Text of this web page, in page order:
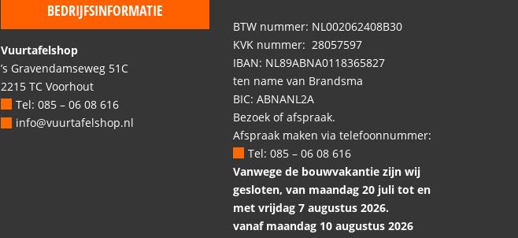
BEDRIJFSINFORMATIE
Vuurtafelshop
’s Gravendamseweg 51C
2215 TC Voorhout
Tel: 085 – 06 08 616
info@vuurtafelshop.nl
BTW nummer: NL002062408B30
KVK nummer: 28057597
IBAN: NL89ABNA0118365827
ten name van Brandsma
BIC: ABNANL2A
Bezoek of afspraak.
Afspraak maken via telefoonnummer:
Tel: 085 – 06 08 616
Vanwege de bouwvakantie zijn wij
gesloten, van maandag 20 juli tot en
met vrijdag 7 augustus 2026.
vanaf maandag 10 augustus 2026